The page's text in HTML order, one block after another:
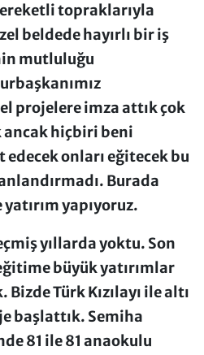
topraklarıyla
beldede hayırlı bir iş
mutluluğu
projelere imza attık çok
ancak hiçbiri beni
edecek onları eğitecek bu
Burada
yapıyoruz.
yıllarda yoktu. Son
büyük yatırımlar
Türk Kızılayı ile altı
başlattık. Semiha
81 ile 81 anaokulu